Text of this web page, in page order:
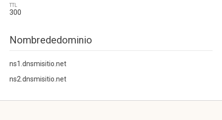
TTL
300
Nombrededominio
ns1.dnsmisitio.net
ns2.dnsmisitio.net